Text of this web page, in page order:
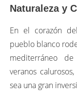
Naturaleza y
En el corazón
pueblo blanco
mediterráneo
veranos
sea una gran